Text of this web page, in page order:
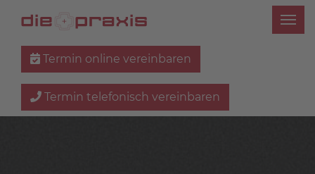
Termin online vereinbaren
Termin telefonisch vereinbaren